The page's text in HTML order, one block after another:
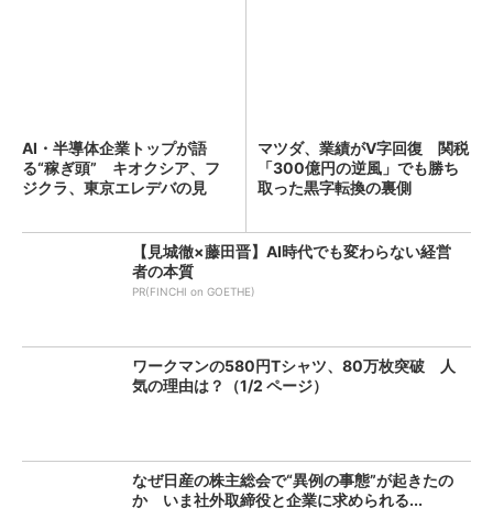
AI・半導体企業トップが語
る“稼ぎ頭” キオクシア、フ
ジクラ、東京エレデバの見
マツダ、業績がV字回復 関税
「300億円の逆風」でも勝ち
取った黒字転換の裏側
【見城徹×藤田晋】AI時代でも変わらない経営
者の本質
PR(FINCHI on GOETHE)
ワークマンの580円Tシャツ、80万枚突破 人
気の理由は？（1/2 ページ）
なぜ日産の株主総会で“異例の事態”が起きたの
か いま社外取締役と企業に求められる...